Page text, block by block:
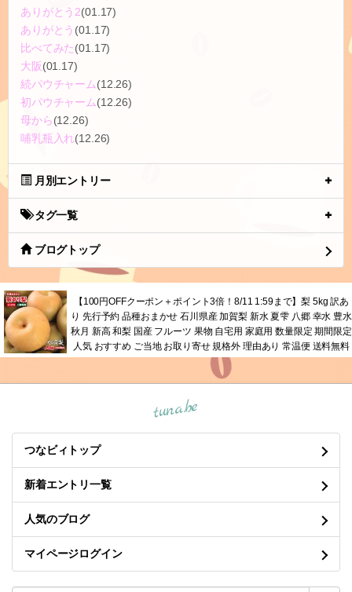
ありがとう2(01.17)
ありがとう (01.17)
比べてみた(01.17)
大阪(01.17)
続パウチャーム(12.26)
初パウチャーム(12.26)
母から(12.26)
哺乳瓶入れ(12.26)
月別エントリー
タグ一覧
ブログトップ
【100円OFFクーポン＋ポイント3倍！8/11 1:59まで】梨 5kg 訳あ
り 先行予約 品種おまかせ 石川県産 加賀梨 新水 夏雫 八郷 幸水 豊水
秋月 新高 和梨 国産 フルーツ 果物 自宅用 家庭用 数量限定 期間限定
人気 おすすめ ご当地 お取り寄せ 規格外 理由あり 常温便 送料無料
tuna.be
つなビィトップ
新着エントリ一覧
人気のブログ
マイページログイン